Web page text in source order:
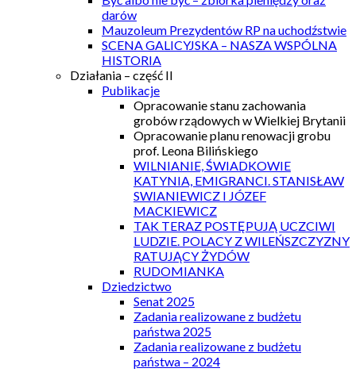
darów
Mauzoleum Prezydentów RP na uchodźstwie
SCENA GALICYJSKA – NASZA WSPÓLNA
HISTORIA
Działania – część II
Publikacje
Opracowanie stanu zachowania
grobów rządowych w Wielkiej Brytanii
Opracowanie planu renowacji grobu
prof. Leona Bilińskiego
WILNIANIE, ŚWIADKOWIE
KATYNIA, EMIGRANCI. STANISŁAW
SWIANIEWICZ I JÓZEF
MACKIEWICZ
TAK TERAZ POSTĘPUJĄ UCZCIWI
LUDZIE. POLACY Z WILEŃSZCZYZNY
RATUJĄCY ŻYDÓW
RUDOMIANKA
Dziedzictwo
Senat 2025
Zadania realizowane z budżetu
państwa 2025
Zadania realizowane z budżetu
państwa – 2024